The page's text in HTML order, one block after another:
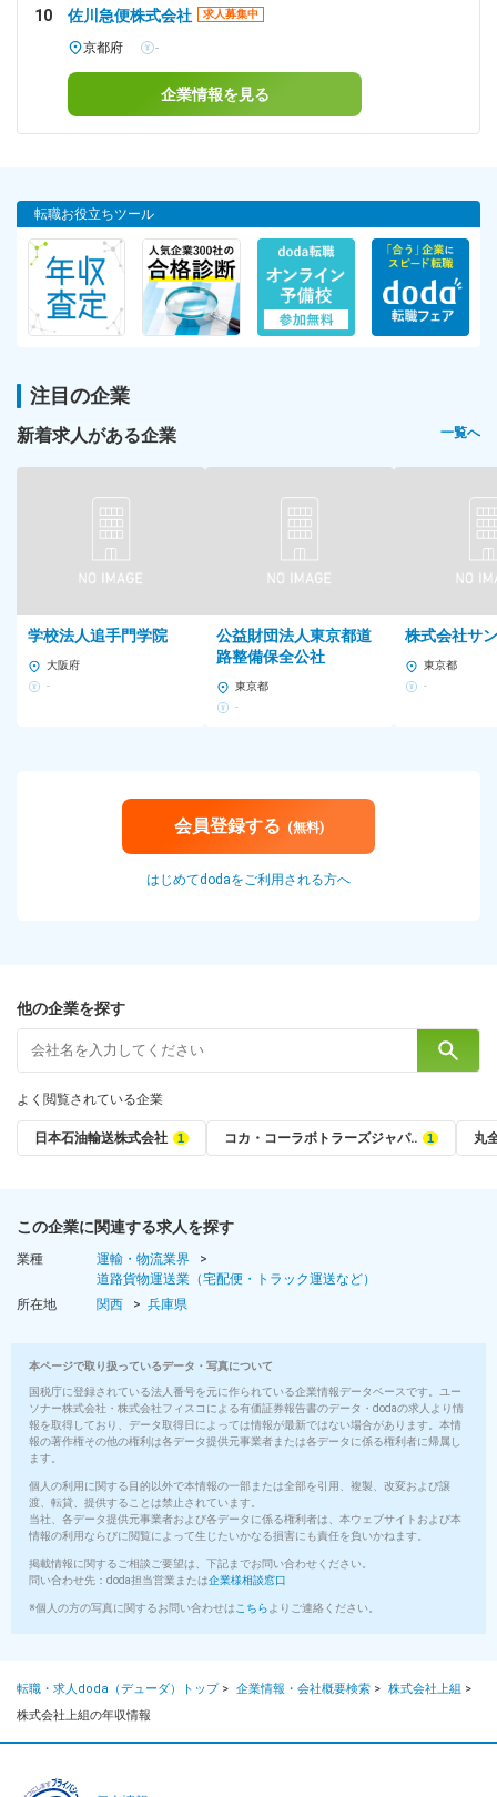
10 佐川急便株式会社 求人募集中
京都府 -
企業情報を見る
転職お役立ちツール
注目の企業
新着求人がある企業 一覧へ
学校法人追手門学院
大阪府
-
公益財団法人東京都道
路整備保全公社
東京都
-
株式会社サ
東京都
-
会員登録する (無料)
はじめてdodaをご利用される方へ
他の企業を探す
よく閲覧されている企業
日本石油輸送株式会社 コカ・コーラボトラーズジャパ‥ 丸
この企業に関連する求人を探す
業種
運輸・物流業界
道路貨物運送業（宅配便・トラック運送など）
所在地
関西 兵庫県
本ページで取り扱っているデータ・写真について
国税庁に登録されている法人番号を元に作られている企業情報データベースです。ユー
ソナー株式会社・株式会社フィスコによる有価証券報告書のデータ・dodaの求人より情
報を取得しており、データ取得日によっては情報が最新ではない場合があります。本情
報の著作権その他の権利は各データ提供元事業者または各データに係る権利者に帰属し
ます。
個人の利用に関する目的以外で本情報の一部または全部を引用、複製、改変および譲
渡、転貸、提供することは禁止されています。
当社、各データ提供元事業者および各データに係る権利者は、本ウェブサイトおよび本
情報の利用ならびに閲覧によって生じたいかなる損害にも責任を負いかねます。
掲載情報に関するご相談ご要望は、下記までお問い合わせください。
問い合わせ先：doda担当営業または企業様相談窓口
※個人の方の写真に関するお問い合わせは こちら よりご連絡ください。
転職・求人doda（デューダ）トップ> 企業情報・会社概要検索 > 株式会社上組 >
株式会社上組の年収情報